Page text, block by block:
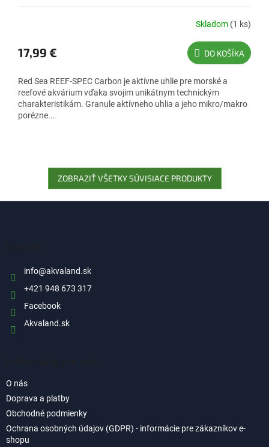
Skladom (1 ks)
17,99 € DO KOŠÍKA
Red Sea REEF-SPEC Carbon je aktívne uhlie pre morské a
reefové akvárium vďaka svojim unikátnym technickým
charakteristikám. Granule aktívneho uhlia a jeho mikro/makro
porézne...
ZOBRAZIŤ VŠETKY SÚVISIACE PRODUKTY
info@akvaland.sk
+421 948 673 317
Facebook
Akvaland.sk
O nás
Doprava a platby
Obchodné podmienky
Ochrana osobných údajov (GDPR) - informácie pre zákazníkov e-
shopu